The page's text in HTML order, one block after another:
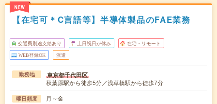
NEW
【在宅可＊C言語等】半導体製品のFAE業務
交通費別途支給あり 土日祝日が休み 在宅・リモート
WEB登録OK 派遣
勤務地 東京都千代田区
秋葉原駅から徒歩5分／浅草橋駅から徒歩7分
曜日頻度 月～金